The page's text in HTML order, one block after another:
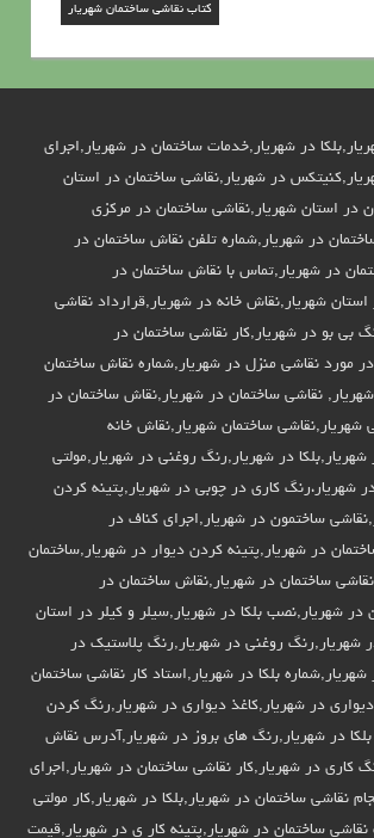
کتاب نقاشی ساختمان شهریار
در شهریار,خدمات ساختمان در شهریار,اجرای
در شهریار,نقاشی ساختمان در استان
در استان شهریار,نقاشی ساختمان در مرکزی
در شهریار,شماره تلفن نقاش ساختمان در
در شهریار,تماس با نقاش ساختمان در
استان شهریار,نقاش خانه در شهریار,قرارداد نقاشی
بی بو در شهریار,کار نقاشی ساختمان در
در مورد نقاشی منزل در شهریار,شماره نقاش ساختمان
نقاشی ساختمان در شهریار,نقاش ساختمان در
شهریار,نقاشی ساختمان شهریار,نقاش خانه
در شهریار,رنگ روغنی در شهریار,مولتی
شهریار،رنگ کاری در چوبی در شهریار,پتینه کردن
ساختمون در شهریار,اجرای کناف در
در شهریار,پتینه کردن دیوار در شهریار,ساختمان
ساختمان در شهریار,نقاش ساختمان در
در شهریار,نصب بلکا در شهریار,سیلر و کیلر در استان
شهریار,رنگ روغنی در شهریار,رنگ پلاستیک در
بلکا در شهریار,استاد کار نقاشی ساختمان
در شهریار,کاغذ دیواری در شهریار,رنگ کردن
بلکا در شهریار,رنگ های بروز در شهریار,آدرس نقاش
کاری در شهریار,کار نقاشی ساختمان در شهریار,اجرای
نقاشی ساختمان در شهریار,بلکا در شهریار,کار مولتی
نقاشی ساختمان در شهریار,پتینه کار ی در شهریار,قیمت